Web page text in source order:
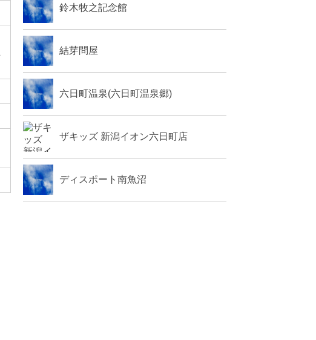
鈴木牧之記念館
結芽問屋
六日町温泉(六日町温泉郷)
ザキッズ 新潟イオン六日町店
ディスポート南魚沼